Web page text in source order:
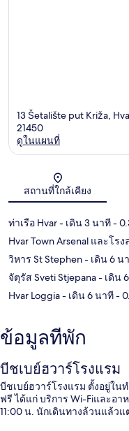
13 Šetalište put Križa,
21450
ดูในแผนที่
สถานที่ใกล้เคียง
ท่าเรือ Hvar- เดิน 3 นาที-
Hvar Town Arsenal และโรง
วิหาร St Stephen- เดิน 6 น
จัตุรัส Sveti Stjepana- เดิน
Hvar Loggia- เดิน 6 นาที-
ข้อมูลที่พัก
บีชเบย์ฮวาร์โรงแรม
บีชเบย์ฮวาร์โรงแรม ตั้งอยู่ใน
ฟรี ได้แก่ บริการ Wi-Fiและอา
11:00 น. นักเดินทางล้วนแล้ว